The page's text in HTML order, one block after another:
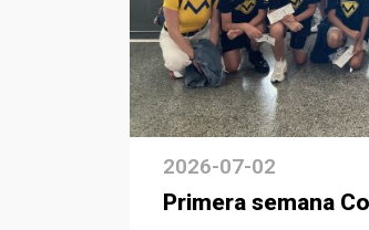
2026-07-02
Primera semana